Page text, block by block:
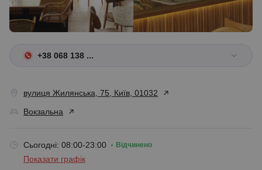
+38 068 138 ...
вулиця Жилянська, 75, Київ, 01032
Вокзальна
Сьогодні: 08:00-23:00 Відчинено
Показати графік